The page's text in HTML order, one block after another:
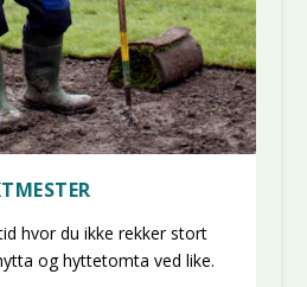
hvor du ikke rekker stort
og hyttetomta ved like.